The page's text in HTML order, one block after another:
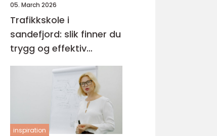
05. March 2026
Trafikkskole i
sandefjord: slik finner du
trygg og effektiv
opplæring
inspiration